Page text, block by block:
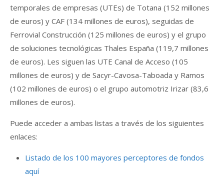
temporales de empresas (UTEs) de Totana (152 millones
de euros) y CAF (134 millones de euros), seguidas de
Ferrovial Construcción (125 millones de euros) y el grupo
de soluciones tecnológicas Thales España (119,7 millones
de euros). Les siguen las UTE Canal de Acceso (105
millones de euros) y de Sacyr-Cavosa-Taboada y Ramos
(102 millones de euros) o el grupo automotriz Irizar (83,6
millones de euros).
Puede acceder a ambas listas a través de los siguientes
enlaces:
Listado de los 100 mayores perceptores de fondos
aquí